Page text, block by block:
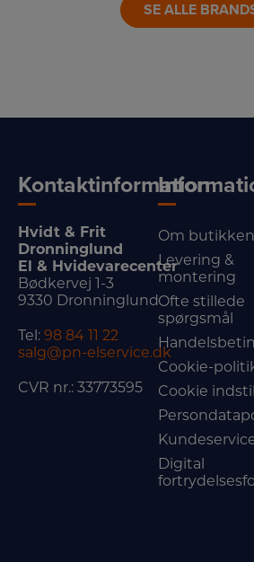
SE ALLE
Kontaktinformation
Hvidt & Frit
Dronninglund
El & Hvidevarecenter
Bødkervej 1-3
9330 Dronninglund
Tel: 98 84 11 22
salg@pn-elservice.dk
CVR nr.: 33773595
Om butikken
Levering &
montering
Ofte stillede
spørgsmål
Cookie-
Cookie
Digital